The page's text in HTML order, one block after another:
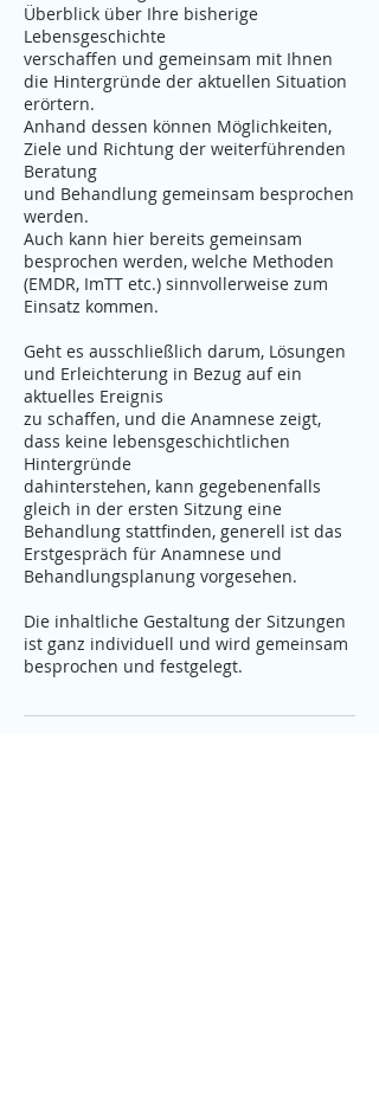
Überblick über Ihre bisherige
Lebensgeschichte
verschaffen und gemeinsam mit Ihnen
die Hintergründe der aktuellen Situation
erörtern.
Anhand dessen können Möglichkeiten,
Ziele und Richtung der weiterführenden
Beratung
und Behandlung gemeinsam besprochen
werden.
Auch kann hier bereits gemeinsam
besprochen werden, welche Methoden
(EMDR, ImTT etc.) sinnvollerweise zum
Einsatz kommen.
Geht es ausschließlich darum, Lösungen
und Erleichterung in Bezug auf ein
aktuelles Ereignis
zu schaffen, und die Anamnese zeigt,
dass keine lebensgeschichtlichen
Hintergründe
dahinterstehen, kann gegebenenfalls
gleich in der ersten Sitzung eine
Behandlung stattfinden, generell ist das
Erstgespräch für Anamnese und
Behandlungsplanung vorgesehen.
Die inhaltliche Gestaltung der Sitzungen
ist ganz individuell und wird gemeinsam
besprochen und festgelegt.